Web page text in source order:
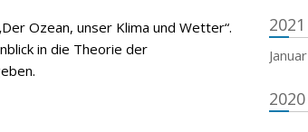
Ozean, unser Klima und Wetter“.
in die Theorie der
2021
Januar
2020